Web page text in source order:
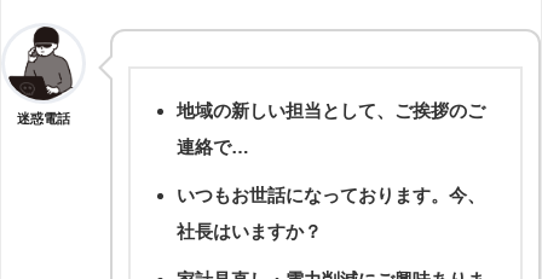
迷惑電話
地域の新しい担当として、ご挨拶のご
連絡で…
いつもお世話になっております。今、
社長はいますか？